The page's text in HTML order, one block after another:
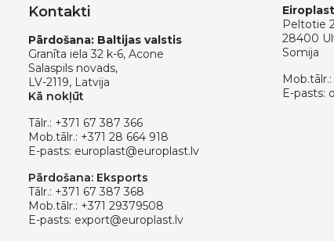
Kontakti
Pārdošana: Baltijas valstis
Granīta iela 32 k-6, Acone
Salaspils novads,
LV-2119, Latvija
Kā nokļūt
Tālr.: +371 67 387 366
Mob.tālr.: +371 28 664 918
E-pasts: europlast@europlast.lv
Pārdošana: Eksports
Tālr.: +371 67 387 368
Mob.tālr.: +371 29379508
E-pasts: export@europlast.lv
Peltotie
28400
Somija
Mob.tālr.:
E-pasts: